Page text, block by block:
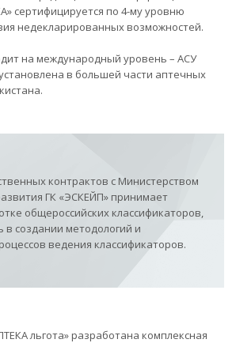
сертифицируется по 4-му уровню
недекларированных возможностей.
на международный уровень – АСУ
в большей части аптечных
контрактов с Министерством
ГК «ЭСКЕЙП» принимает
общероссийских классификаторов,
создании методологий и
ведения классификаторов.
льгота» разработана комплексная